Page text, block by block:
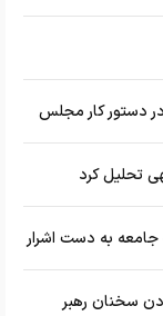
دستور کار مجلس
تحلیل کرد
جامعه به دست اشرار
سخنان رهبر